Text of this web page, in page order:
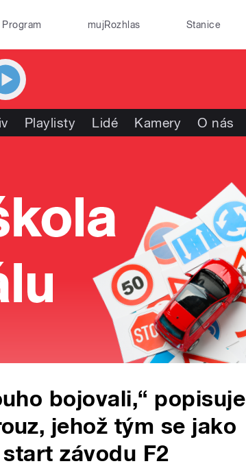
Program mujRozhlas Stanice
Playlisty Lidé Kamery O nás
bojovali,“ popisuje
jehož tým se jako
závodu F2